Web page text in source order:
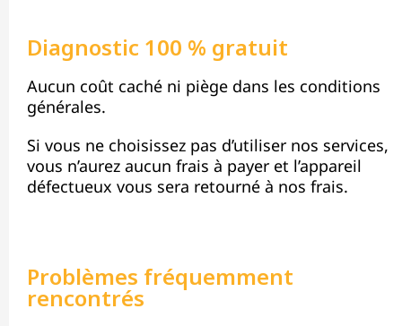
Diagnostic 100 % gratuit
Aucun coût caché ni piège dans les conditions
générales.
Si vous ne choisissez pas d’utiliser nos services,
vous n’aurez aucun frais à payer et l’appareil
défectueux vous sera retourné à nos frais.
Problèmes fréquemment
rencontrés